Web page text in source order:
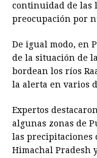
continuidad de las
preocupación por
De igual modo, en
de la situación de
bordean los ríos
la alerta en varios
Expertos
algunas zonas de
las precipitaciones
Himachal Pradesh